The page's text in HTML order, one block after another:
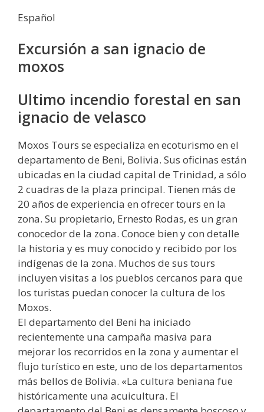
Español
Excursión a san ignacio de
moxos
Ultimo incendio forestal en san
ignacio de velasco
Moxos Tours se especializa en ecoturismo en el
departamento de Beni, Bolivia. Sus oficinas están
ubicadas en la ciudad capital de Trinidad, a sólo
2 cuadras de la plaza principal. Tienen más de
20 años de experiencia en ofrecer tours en la
zona. Su propietario, Ernesto Rodas, es un gran
conocedor de la zona. Conoce bien y con detalle
la historia y es muy conocido y recibido por los
indígenas de la zona. Muchos de sus tours
incluyen visitas a los pueblos cercanos para que
los turistas puedan conocer la cultura de los
Moxos.
El departamento del Beni ha iniciado
recientemente una campaña masiva para
mejorar los recorridos en la zona y aumentar el
flujo turístico en este, uno de los departamentos
más bellos de Bolivia. «La cultura beniana fue
históricamente una acuicultura. El